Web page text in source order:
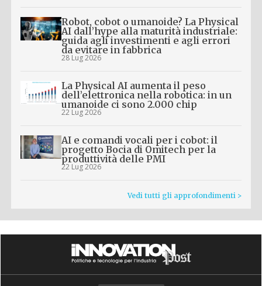
Robot, cobot o umanoide? La Physical
AI dall’hype alla maturità industriale:
guida agli investimenti e agli errori
da evitare in fabbrica
28 Lug 2026
La Physical AI aumenta il peso
dell’elettronica nella robotica: in un
umanoide ci sono 2.000 chip
22 Lug 2026
AI e comandi vocali per i cobot: il
progetto Bocia di Omitech per la
produttività delle PMI
22 Lug 2026
Vedi tutti gli approfondimenti >